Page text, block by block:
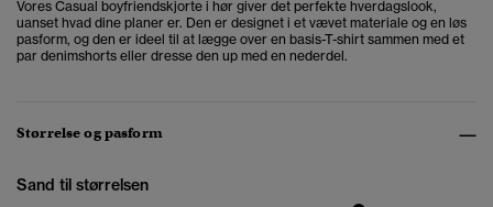
Vores Casual boyfriendskjorte i hør giver det perfekte hverdagslook,
uanset hvad dine planer er. Den er designet i et vævet materiale og en løs
pasform, og den er ideel til at lægge over en basis-T-shirt sammen med et
par denimshorts eller dresse den up med en nederdel.
Størrelse og pasform
Sand til størrelsen